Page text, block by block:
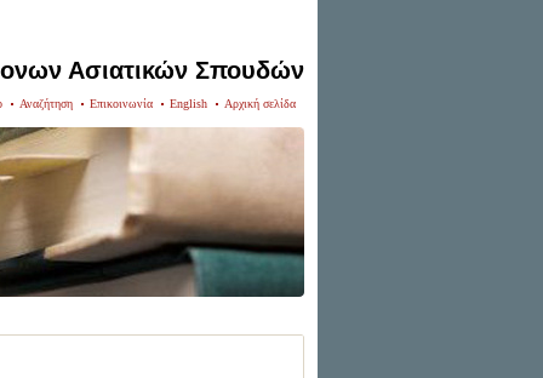
Ασιατικών Σπουδών
Αναζήτηση Επικοινωνία English Αρχική σελίδα